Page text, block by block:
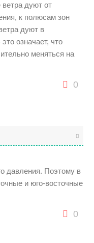
дуют от
к полюсам зон
дуют в
означает, что
меняться на
0
давления. Поэтому в
и юго-восточные
0